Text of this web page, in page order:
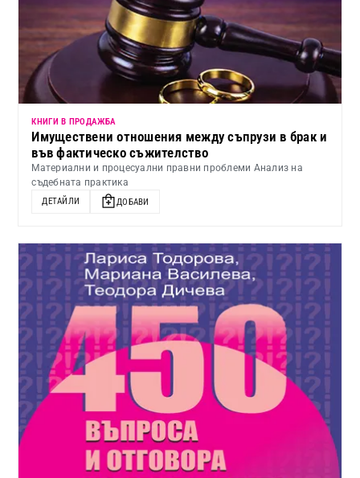
КНИГИ В ПРОДАЖБА
Имуществени отношения между съпрузи в брак и
във фактическо съжителство
Материални и процесуални правни проблеми Анализ на
съдебната практика
ДЕТАЙЛИ ДОБАВИ